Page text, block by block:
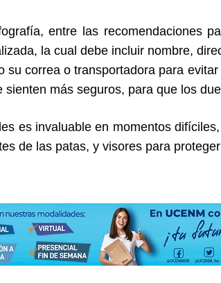
entre las recomendaciones
la cual debe incluir nombre,
su correa o transportadora para
sienten más seguros, para que los
es invaluable en momentos
de las patas, y visores para